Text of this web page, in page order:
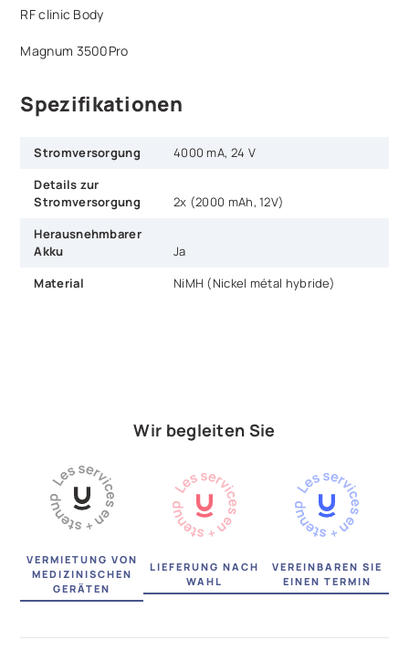
RF clinic Body
Magnum 3500Pro
Spezifikationen
Stromversorgung
4000 mA, 24 V
Details zur
Stromversorgung
2x (2000 mAh, 12V)
Herausnehmbarer
Akku
Ja
Material
NiMH (Nickel métal hybride)
Wir begleiten Sie
VERMIETUNG VON
MEDIZINISCHEN
GERÄTEN
LIEFERUNG NACH
WAHL
VEREINBAREN SIE
EINEN TERMIN